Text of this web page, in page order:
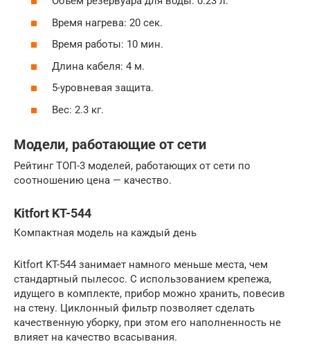
Время нагрева: 20 сек.
Время работы: 10 мин.
Длина кабеля: 4 м.
5-уровневая защита.
Вес: 2.3 кг.
Модели, работающие от сети
Рейтинг ТОП-3 моделей, работающих от сети по
соотношению цена — качество.
Kitfort KT-544
Компактная модель на каждый день
Kitfort KT-544 занимает намного меньше места, чем
стандартный пылесос. С использованием крепежа,
идущего в комплекте, прибор можно хранить, повесив
на стену. Циклонный фильтр позволяет сделать
качественную уборку, при этом его наполненность не
влияет на качество всасывания.